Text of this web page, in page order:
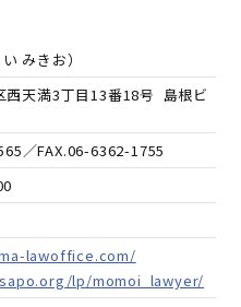
みきお）
西天満3丁目13番18号 島根ビ
／FAX.06-6362-1755
lawoffice.com/
lp/momoi_lawyer/